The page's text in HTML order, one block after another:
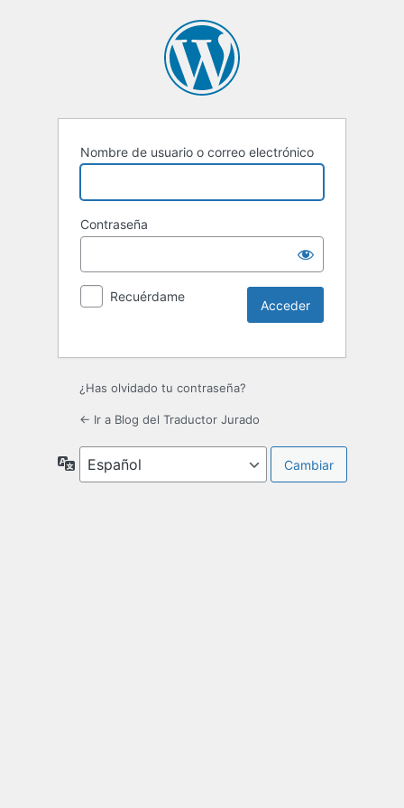
Nombre de usuario o correo electrónico
Contraseña
Recuérdame
¿Has olvidado tu contraseña?
← Ir a Blog del Traductor Jurado
Idioma